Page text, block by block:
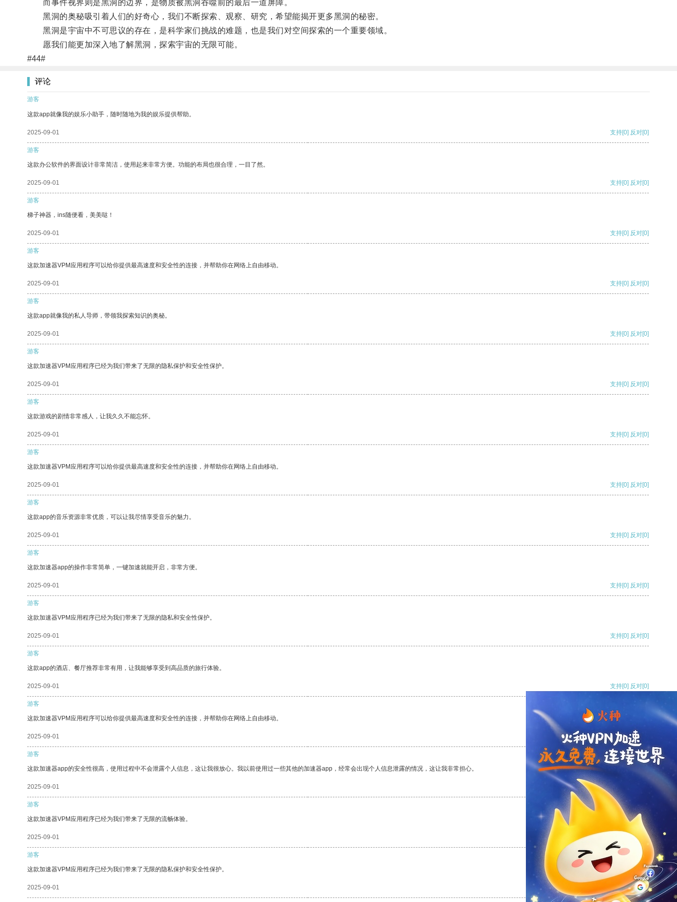
而事件视界则是黑洞的边界，是物质被黑洞吞噬前的最后一道屏障。
黑洞的奥秘吸引着人们的好奇心，我们不断探索、观察、研究，希望能揭开更多黑洞的秘密。
黑洞是宇宙中不可思议的存在，是科学家们挑战的难题，也是我们对空间探索的一个重要领域。
愿我们能更加深入地了解黑洞，探索宇宙的无限可能。
#44#
评论
游客
这款app就像我的娱乐小助手，随时随地为我的娱乐提供帮助。
2025-09-01 支持[0] 反对[0]
游客
这款办公软件的界面设计非常简洁，使用起来非常方便。功能的布局也很合理，一目了然。
2025-09-01 支持[0] 反对[0]
游客
梯子神器，ins随便看，美美哒！
2025-09-01 支持[0] 反对[0]
游客
这款加速器VPM应用程序可以给你提供最高速度和安全性的连接，并帮助你在网络上自由移动。
2025-09-01 支持[0] 反对[0]
游客
这款app就像我的私人导师，带领我探索知识的奥秘。
2025-09-01 支持[0] 反对[0]
游客
这款加速器VPM应用程序已经为我们带来了无限的隐私保护和安全性保护。
2025-09-01 支持[0] 反对[0]
游客
这款游戏的剧情非常感人，让我久久不能忘怀。
2025-09-01 支持[0] 反对[0]
游客
这款加速器VPM应用程序可以给你提供最高速度和安全性的连接，并帮助你在网络上自由移动。
2025-09-01 支持[0] 反对[0]
游客
这款app的音乐资源非常优质，可以让我尽情享受音乐的魅力。
2025-09-01 支持[0] 反对[0]
游客
这款加速器app的操作非常简单，一键加速就能开启，非常方便。
2025-09-01 支持[0] 反对[0]
游客
这款加速器VPM应用程序已经为我们带来了无限的隐私和安全性保护。
2025-09-01 支持[0] 反对[0]
游客
这款app的酒店、餐厅推荐非常有用，让我能够享受到高品质的旅行体验。
2025-09-01 支持[0] 反对[0]
游客
这款加速器VPM应用程序可以给你提供最高速度和安全性的连接，并帮助你在网络上自由移动。
2025-09-01 支持[0] 反对
游客
这款加速器app的安全性很高，使用过程中不会泄露个人信息，这让我很放心。我以前使用过一些其他的加速器app，经常会出现个人信息泄露的情况，这让我非常担心。
2025-09-01 支持
游客
这款加速器VPM应用程序已经为我们带来了无限的流畅体验。
2025-09-01 反对 [0]
游客
这款加速器VPM应用程序已经为我们带来了无限的隐私保护和安全性保护。
2025-09-01 支持[0] 反对[0]